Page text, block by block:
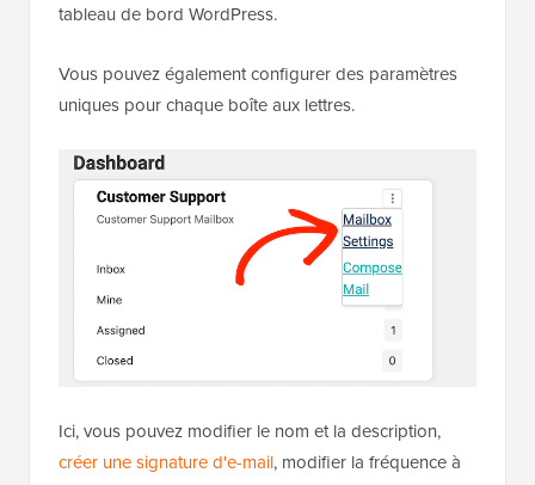
tableau de bord WordPress.
Vous pouvez également configurer des paramètres
uniques pour chaque boîte aux lettres.
Ici, vous pouvez modifier le nom et la description,
créer une signature d'e-mail, modifier la fréquence à